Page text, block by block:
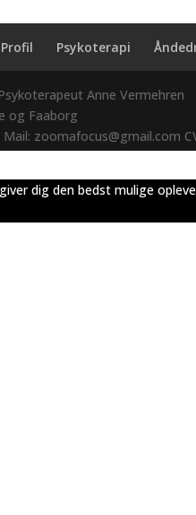
Profil Psykoterapi
Anne Vermehren
og Faaborg
Mail: zoomafocus@gmail.com
dig den bedst mulige